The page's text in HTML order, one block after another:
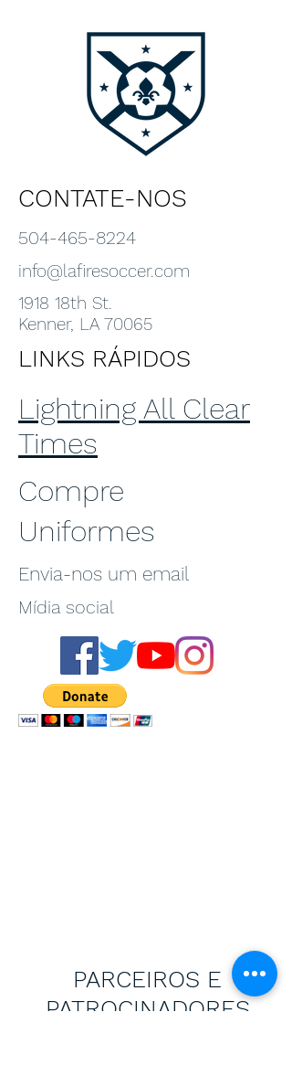
CONTATE-NOS
504-465-8224
info@lafiresoccer.com
1918 18th St.
Kenner, LA 70065
LINKS RÁPIDOS
Compre
Uniformes
Lightning All Clear
Times
Envia-nos um email
Mídia social
PARCEIROS E
PATROCINADORES